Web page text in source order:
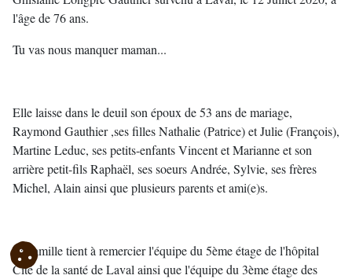
l'âge de 76 ans.
Tu vas nous manquer maman...
Elle laisse dans le deuil son époux de 53 ans de mariage,
Raymond Gauthier ,ses filles Nathalie (Patrice) et Julie (François),
Martine Leduc, ses petits-enfants Vincent et Marianne et son
arrière petit-fils Raphaël, ses soeurs Andrée, Sylvie, ses frères
Michel, Alain ainsi que plusieurs parents et ami(e)s.
La famille tient à remercier l'équipe du 5ème étage de l'hôpital
Cité de la santé de Laval ainsi que l'équipe du 3ème étage des